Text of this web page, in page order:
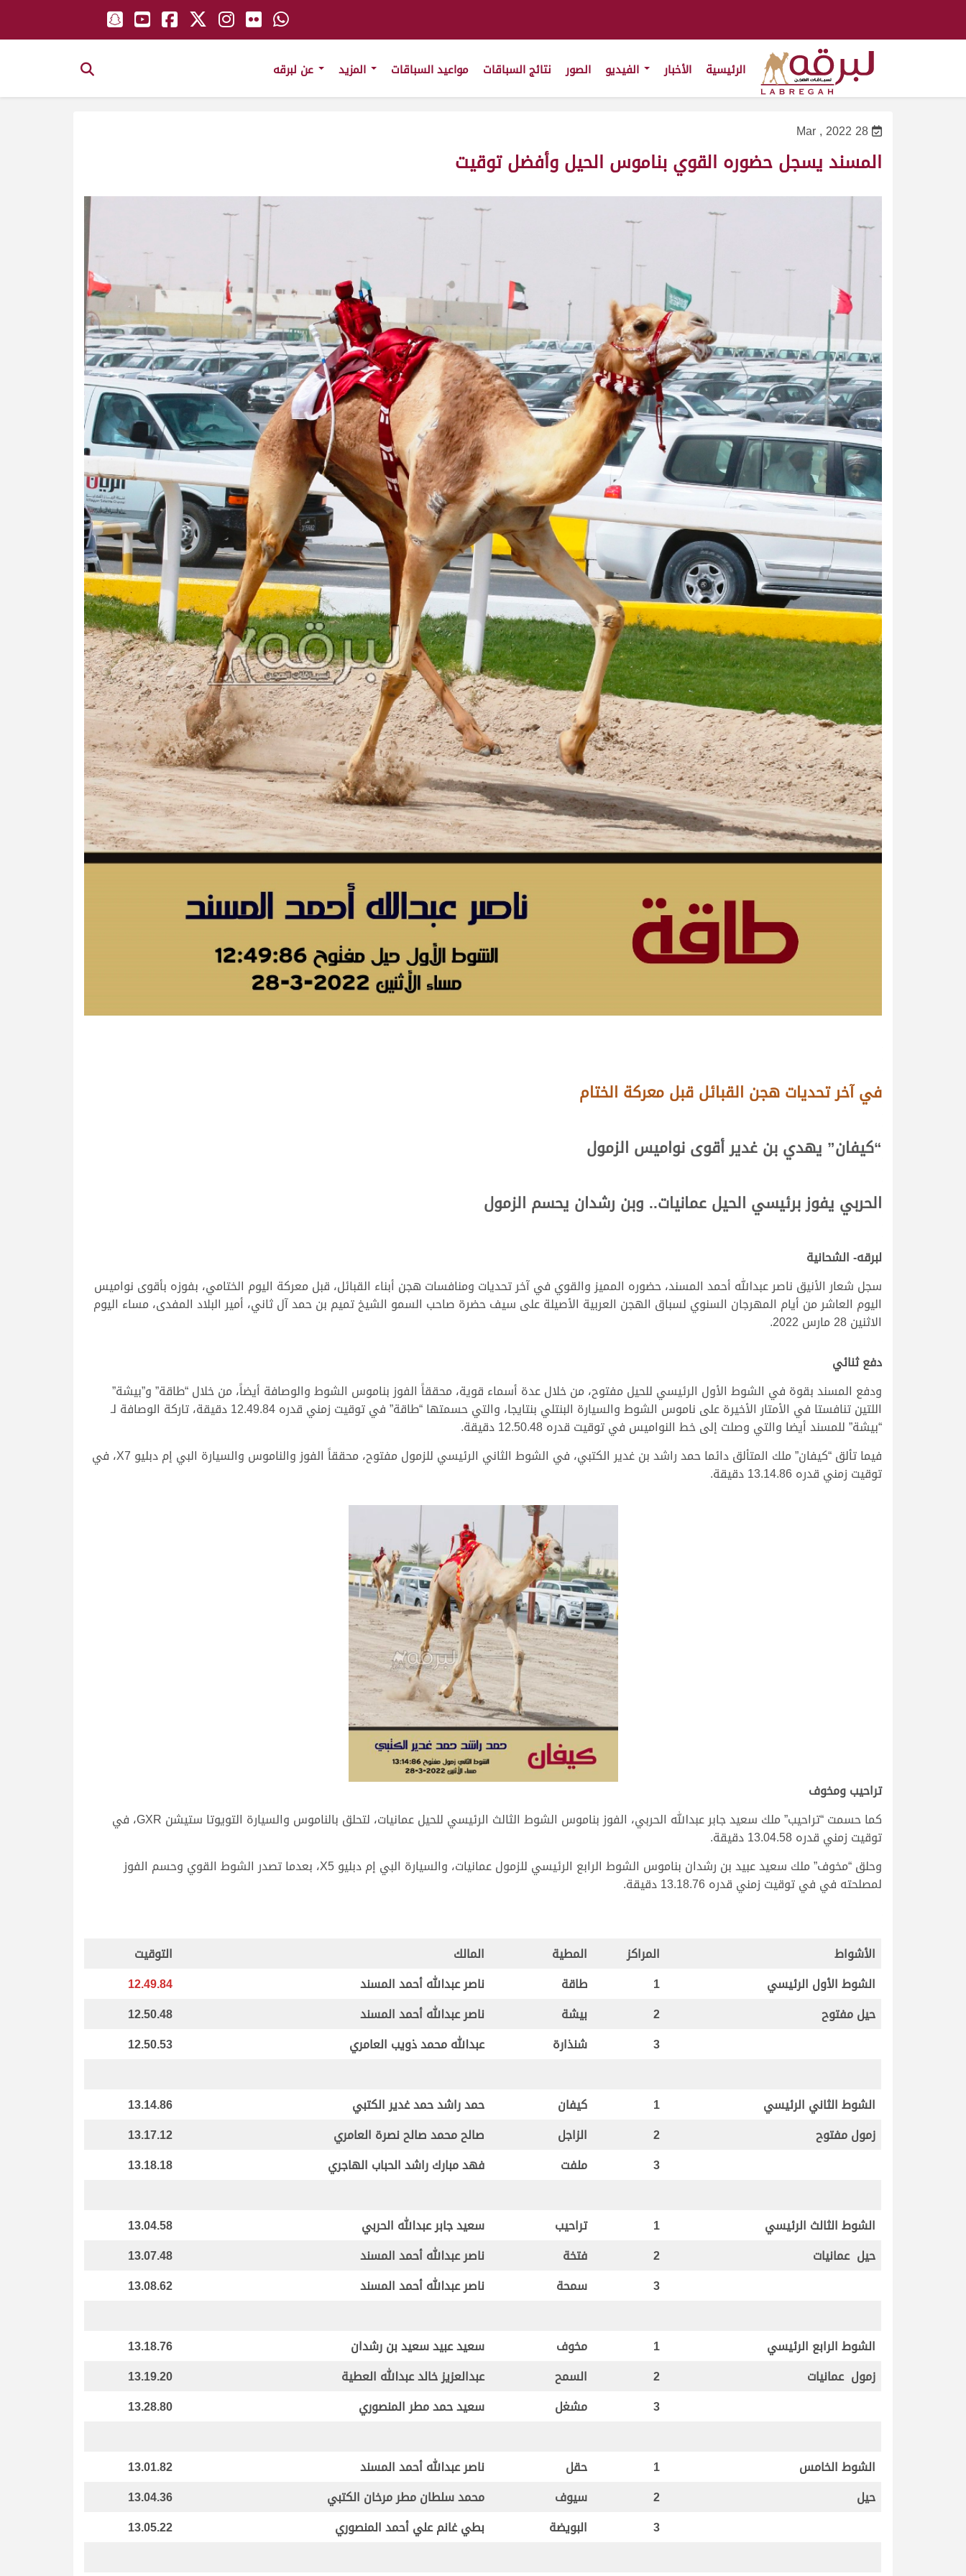
الرئيسية الأخبار الصور نتائج السباقات مواعيد السباقات
28 Mar , 2022
المسند يسجل حضوره القوي بناموس الحيل وأفضل توقيت
في آخر تحديات هجن القبائل قبل معركة الختام
“كيفان” يهدي بن غدير أقوى نواميس الزمول
الحربي يفوز برئيسي الحيل عمانيات.. وبن رشدان يحسم الزمول
لبرقه- الشحانية
سجل شعار الأنيق ناصر عبدالله أحمد المسند، حضوره المميز والقوي في آخر تحديات ومنافسات هجن أبناء القبائل، قبل معركة اليوم الختامي، بفوزه بأقوى نواميس
اليوم العاشر من أيام المهرجان السنوي لسباق الهجن العربية الأصيلة على سيف حضرة صاحب السمو الشيخ تميم بن حمد آل ثاني، أمير البلاد المفدى، مساء اليوم
الاثنين 28 مارس 2022.
دفع ثنائي
ودفع المسند بقوة في الشوط الأول الرئيسي للحيل مفتوح، من خلال عدة أسماء قوية، محققاً الفوز بناموس الشوط والوصافة أيضاً، من خلال “طاقة” و”بيشة”
اللتين تنافستا في الأمتار الأخيرة على ناموس الشوط والسيارة البنتلي بنتايجا، والتي حسمتها “طاقة” في توقيت زمني قدره 12.49.84 دقيقة، تاركة الوصافة لـ
“بيشة” للمسند أيضا والتي وصلت إلى خط النواميس في توقيت قدره 12.50.48 دقيقة.
فيما تألق “كيفان” ملك المتألق دائما حمد راشد بن غدير الكتبي، في الشوط الثاني الرئيسي للزمول مفتوح، محققاً الفوز والناموس والسيارة البي إم دبليو X7، في
توقيت زمني قدره 13.14.86 دقيقة.
تراحيب ومخوف
كما حسمت “تراحيب” ملك سعيد جابر عبدالله الحربي، الفوز بناموس الشوط الثالث الرئيسي للحيل عمانيات، لتحلق بالناموس والسيارة التويوتا ستيشن GXR، في
توقيت زمني قدره 13.04.58 دقيقة.
وحلق “مخوف” ملك سعيد عبيد بن رشدان بناموس الشوط الرابع الرئيسي للزمول عمانيات، والسيارة البي إم دبليو X5، بعدما تصدر الشوط القوي وحسم الفوز
لمصلحته في في توقيت زمني قدره 13.18.76 دقيقة.
الأشواط المراكز المطية المالك
التوقيت
الشوط الأول الرئيسي
1 طاقة ناصر عبدالله أحمد المسند
12.49.84
حيل مفتوح
2 بيشة ناصر عبدالله أحمد المسند
12.50.48
3
شنذارة عبدالله محمد ذويب العامري 12.50.53
الشوط الثاني الرئيسي 1 كيفان حمد راشد حمد غدير الكتبي
13.14.86
زمول مفتوح
2 الزاجل صالح محمد صالح نصرة العامري
13.17.12
3
ملفت فهد مبارك راشد الحباب الهاجري 13.18.18
الشوط الثالث الرئيسي 1 تراحيب سعيد جابر عبدالله الحربي
13.04.58
حيل عمانيات
2 فتخة ناصر عبدالله أحمد المسند
13.07.48
3
سمحة ناصر عبدالله أحمد المسند 13.08.62
الشوط الرابع الرئيسي 1 مخوف سعيد عبيد سعيد بن رشدان
13.18.76
زمول عمانيات
2 السمح عبدالعزيز خالد عبدالله العطية
13.19.20
3
مشغل سعيد حمد مطر المنصوري 13.28.80
الشوط الخامس 1 حقل ناصر عبدالله أحمد المسند
13.01.82
حيل
2 سيوف محمد سلطان مطر مرخان الكتبي
13.04.36
3
البويضة بطي غانم علي أحمد المنصوري 13.05.22